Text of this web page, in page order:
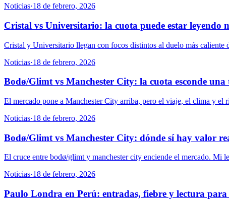
Noticias·18 de febrero, 2026
Cristal vs Universitario: la cuota puede estar leyendo
Cristal y Universitario llegan con focos distintos al duelo más caliente
Noticias·18 de febrero, 2026
Bodø/Glimt vs Manchester City: la cuota esconde
El mercado pone a Manchester City arriba, pero el viaje, el clima y el
Noticias·18 de febrero, 2026
Bodø/Glimt vs Manchester City: dónde sí hay valor
El cruce entre bodø/glimt y manchester city enciende el mercado. Mi
Noticias·18 de febrero, 2026
Paulo Londra en Perú: entradas, fiebre y lectura